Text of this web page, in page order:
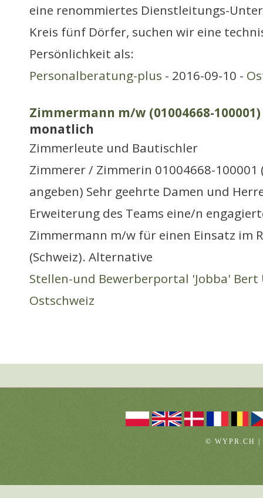
eine renommiertes Dienstleitungs-
Kreis fünf Dörfer, suchen wir eine
Persönlichkeit als:
Personalberatung-plus - 2016-09-10 -
Zimmermann m/w (01004668-
monatlich
Zimmerleute und Bautischler
Zimmerer / Zimmerin 01004668-
angeben) Sehr geehrte Damen und
Erweiterung des Teams eine/n
Zimmermann m/w für einen Einsatz im
(Schweiz). Alternative
Stellen-und Bewerberportal 'Jobba' Bert
Ostschweiz
© WYPR.CH